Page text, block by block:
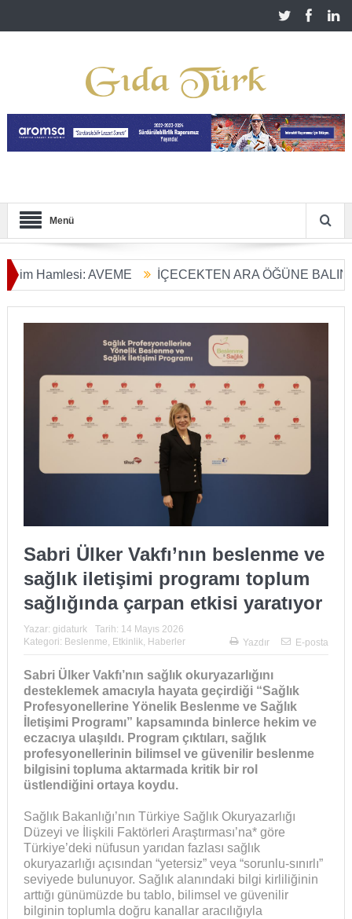
Menü
AVEME İÇECEKTEN ARA ÖĞÜNE BALIN
Başladı
Sabri Ülker Vakfı’nın beslenme ve
sağlık iletişimi programı toplum
sağlığında çarpan etkisi yaratıyor
Yazar: gidaturk Tarih: 14 Mayıs 2026
Kategori: Beslenme, Etkinlik, Haberler Yazdır E-posta
Sabri Ülker Vakfı’nın sağlık okuryazarlığını
desteklemek amacıyla hayata geçirdiği “Sağlık
Profesyonellerine Yönelik Beslenme ve Sağlık
İletişimi Programı” kapsamında binlerce hekim ve
eczacıya ulaşıldı. Program çıktıları, sağlık
profesyonellerinin bilimsel ve güvenilir beslenme
bilgisini topluma aktarmada kritik bir rol
üstlendiğini ortaya koydu.
Sağlık Bakanlığı’nın Türkiye Sağlık Okuryazarlığı
Düzeyi ve İlişkili Faktörleri Araştırması’na* göre
Türkiye’deki nüfusun yarıdan fazlası sağlık
okuryazarlığı açısından “yetersiz” veya “sorunlu-sınırlı”
seviyede bulunuyor. Sağlık alanındaki bilgi kirliliğinin
arttığı günümüzde bu tablo, bilimsel ve güvenilir
bilginin toplumla doğru kanallar aracılığıyla